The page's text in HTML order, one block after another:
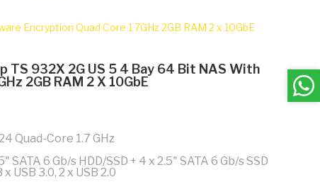
Encryption Quad Core 1 7GHz 2GB RAM 2 x 10GbE
TS 932X 2G US 5 4 Bay 64 Bit NAS With
2GB RAM 2 X 10GbE
Quad-Core 1.7 GHz
6 Gb/s HDD/SSD + 4 x 2.5" SATA 6 Gb/s SSD
USB 3.0, 2 x USB 2.0